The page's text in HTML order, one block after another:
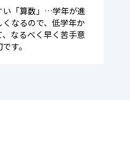
い「算数」…学年が進
なるので、低学年か
なるべく早く苦手意
す。